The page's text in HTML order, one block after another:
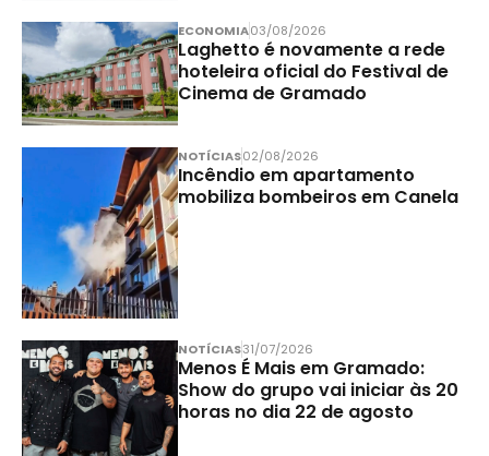
ECONOMIA03/08/2026
Laghetto é novamente a rede
hoteleira oficial do Festival de
Cinema de Gramado
NOTÍCIAS02/08/2026
Incêndio em apartamento
mobiliza bombeiros em Canela
NOTÍCIAS31/07/2026
Menos É Mais em Gramado:
Show do grupo vai iniciar às 20
horas no dia 22 de agosto